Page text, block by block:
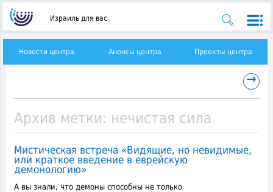
Израиль для вас
Новости центра Анонсы центра Проекты центра
→
Архив метки: нечистая сила
Мистическая встреча​ «Видящие, но невидимые,
или краткое введение в еврейскую
демонологию»
А вы знали, что демоны способны не только